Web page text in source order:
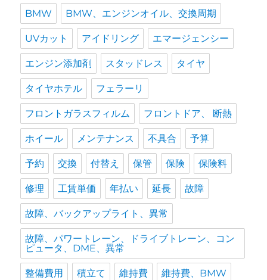
BMW BMW、エンジンオイル、交換周期
UVカット アイドリング エマージェンシー
エンジン添加剤 スタッドレス タイヤ
タイヤホテル フェラーリ
フロントガラスフィルム フロントドア、 断熱
ホイール メンテナンス 不具合 予算
予約 交換 付替え 保管 保険 保険料
修理 工賃単価 年払い 延長 故障
故障、バックアップライト、異常
故障、パワートレーン、ドライブトレーン、コン
ピュータ、DME、異常
整備費用 積立て 維持費 維持費、BMW